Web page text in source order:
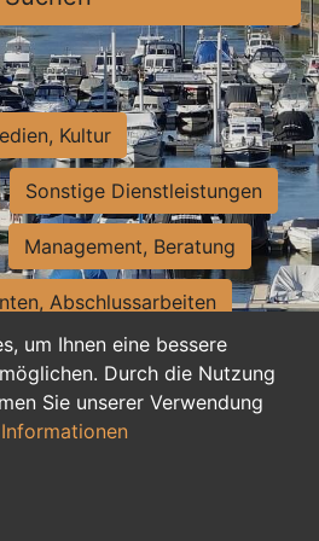
um Ihnen eine bessere
Durch die Nutzung
Sie unserer Verwendung
Kultur
Sonstige Dienstleistungen
Management, Beratung
Abschlussarbeiten
Sekretariat
Nebenjobs
duale Ausbildung